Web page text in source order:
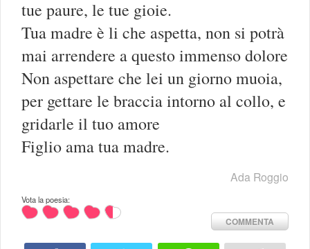
tue paure, le tue gioie.
Tua madre è li che aspetta, non si potrà
mai arrendere a questo immenso dolore
Non aspettare che lei un giorno muoia,
per gettare le braccia intorno al collo, e
gridarle il tuo amore
Figlio ama tua madre.
Ada Roggio
Vota la poesia:
COMMENTA